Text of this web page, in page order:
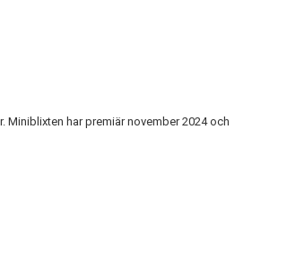
Miniblixten har premiär november 2024 och